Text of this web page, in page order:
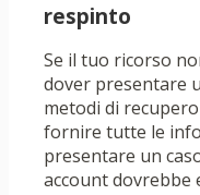
respinto
Se il tuo ricorso
dover presentare
metodi di
fornire tutte le
presentare un
account dovrebbe